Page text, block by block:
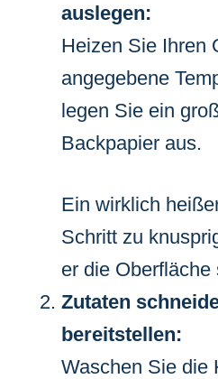
auslegen:
Heizen Sie Ihren
angegebene
legen Sie ein
Backpapier aus.
Ein wirklich
Schritt zu
er die
Zutaten
bereitstellen:
Waschen Sie die